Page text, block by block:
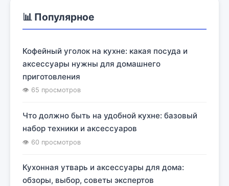
📊 Популярное
Кофейный уголок на кухне: какая посуда и
аксессуары нужны для домашнего
приготовления
👁 65 просмотров
Что должно быть на удобной кухне: базовый
набор техники и аксессуаров
👁 60 просмотров
Кухонная утварь и аксессуары для дома:
обзоры, выбор, советы экспертов